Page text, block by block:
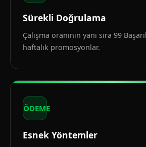
Sürekli Doğrulama
Çalışma oranının yanı sıra 99
haftalık promosyonlar.
ÖDEME
Esnek Yöntemler